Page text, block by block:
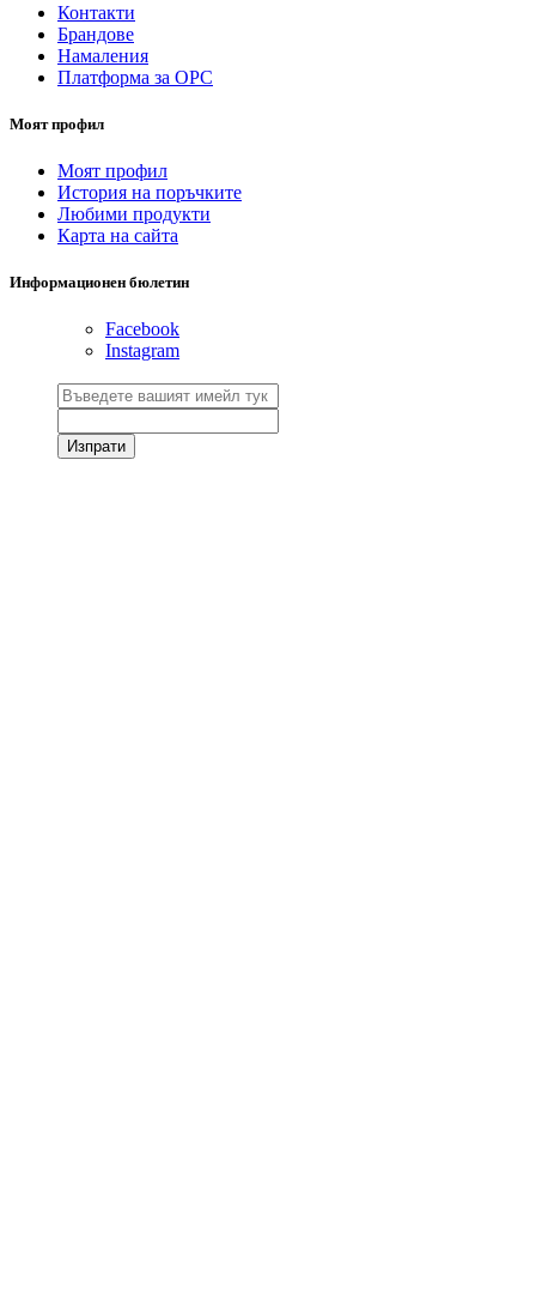
Контакти
Брандове
Намаления
Платформа за ОРС
Моят профил
Моят профил
История на поръчките
Любими продукти
Карта на сайта
Информационен бюлетин
Facebook
Instagram